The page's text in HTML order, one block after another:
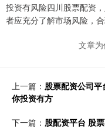
投资有风险四川股票配资
者应充分了解市场风险，
文章
上一篇： 股票配资公司
你投资有方
下一篇： 股配资平台 股